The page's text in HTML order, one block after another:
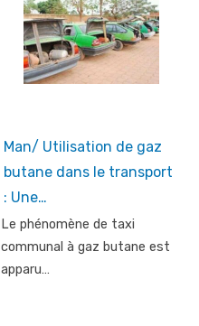
Man/ Utilisation de gaz
butane dans le transport
: Une…
Le phénomène de taxi
communal à gaz butane est
apparu…